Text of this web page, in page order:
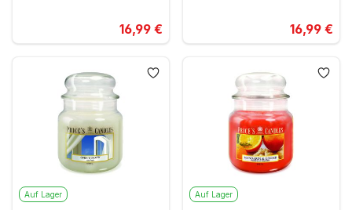
16,99 € 16,99 €
Auf Lager Auf Lager